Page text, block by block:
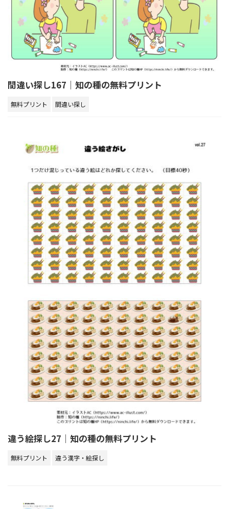
間違い探し167｜知の種の無料プリント
無料プリント 間違い探し
違う絵探し27｜知の種の無料プリント
無料プリント 違う漢字・絵探し